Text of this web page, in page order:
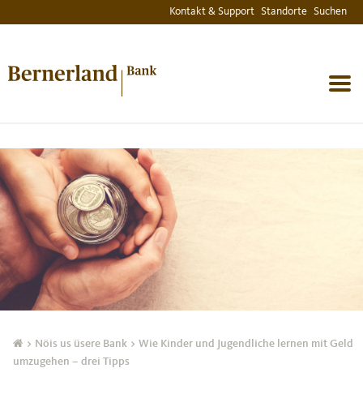
Kontakt & Support Standorte Suchen
> Nöis us üsere Bank > Wie Kinder und Jugendliche lernen mit Geld
umzugehen – drei Tipps